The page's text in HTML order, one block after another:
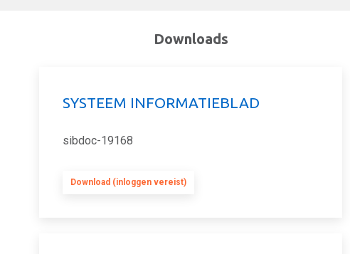
Downloads
SYSTEEM INFORMATIEBLAD
sibdoc-19168
Download (inloggen vereist)